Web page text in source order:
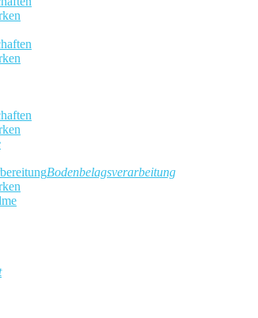
Bodenbelagsverarbeitung